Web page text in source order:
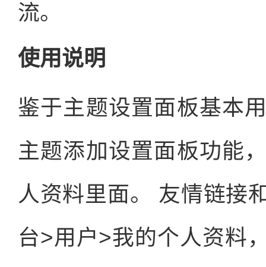
流。
使用说明
鉴于主题设置面板基本
主题添加设置面板功能
人资料里面。 友情链接
台>用户>我的个人资料